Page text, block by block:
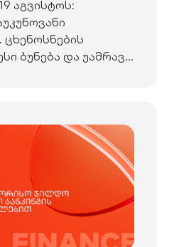
აგვისტოს:
ცხენოსნების
ბუნება და უამრავი